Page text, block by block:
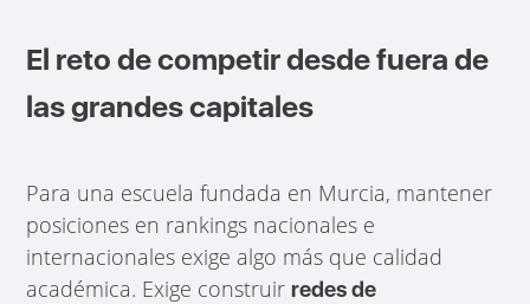
El reto de competir desde fuera de
las grandes capitales
Para una escuela fundada en Murcia, mantener
posiciones en rankings nacionales e
internacionales exige algo más que calidad
académica. Exige construirredes de